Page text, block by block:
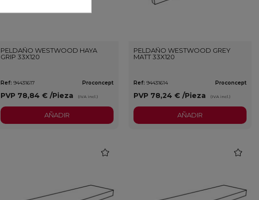
PELDAÑO WESTWOOD HAYA
GRIP 33X120
Ref: 94431617 Proconcept
PVP 78,84 €/Pieza (IVA incl.)
AÑADIR
PELDAÑO WESTWOOD GREY
MATT 33X120
Ref: 94431614 Proconcept
PVP 78,24 €/Pieza (IVA incl.)
AÑADIR
favorite